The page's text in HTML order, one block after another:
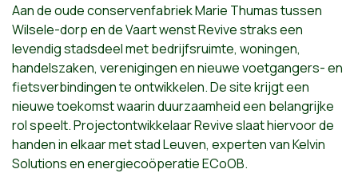
Aan de oude conservenfabriek Marie Thumas tussen
Wilsele-dorp en de Vaart wenst Revive straks een
levendig stadsdeel met bedrijfsruimte, woningen,
handelszaken, verenigingen en nieuwe voetgangers- en
fietsverbindingen te ontwikkelen. De site krijgt een
nieuwe toekomst waarin duurzaamheid een belangrijke
rol speelt. Projectontwikkelaar Revive slaat hiervoor de
handen in elkaar met stad Leuven, experten van Kelvin
Solutions en energiecoöperatie ECoOB.